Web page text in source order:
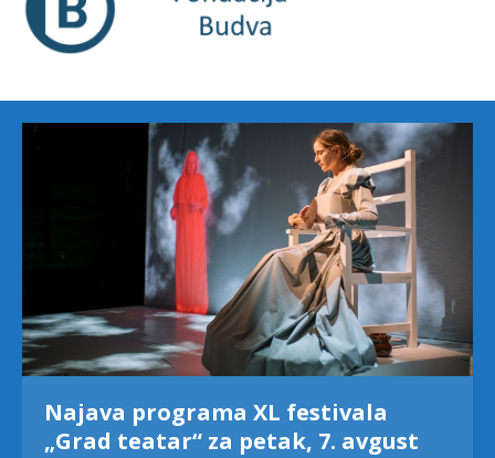
Najava programa XL festivala
„Grad teatar“ za petak, 7. avgust